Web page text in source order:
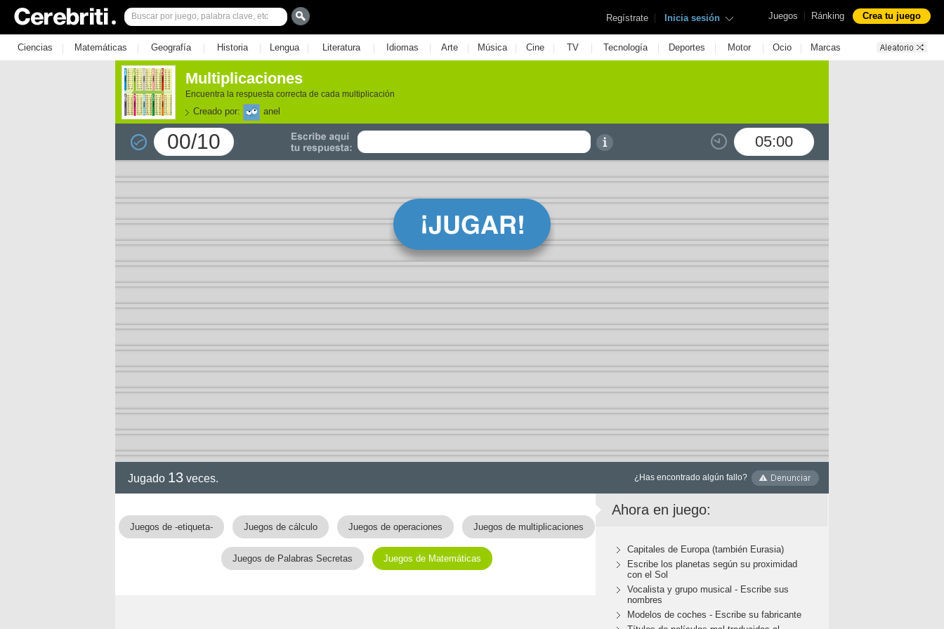
Juegos | Ránking Crea tu juego
Regístrate | Inicia sesión
Ciencias | Matemáticas | Geografía | Historia | Lengua | Literatura | Idiomas | Arte | Música | Cine | TV | Tecnología | Deportes | Motor | Ocio | Marcas
Multiplicaciones
Encuentra la respuesta correcta de cada multiplicación
Creado por: anel
00/10 05:00
Jugado 13 veces. ¿Has encontrado algún fallo?
Juegos de -etiqueta- Juegos de cálculo Juegos de operaciones Juegos de multiplicaciones
Juegos de Palabras Secretas Juegos de Matemáticas
Ahora en juego:
Capitales de Europa (también Eurasia)
Escribe los planetas según su proximidad
con el Sol
Vocalista y grupo musical - Escribe sus
nombres
Modelos de coches - Escribe su fabricante